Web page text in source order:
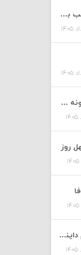
دانلود آهنگ یوسف زمانی به نام از شب بپرسین میگه چه روزگاری دارم
دانلود آهنگ مهدی جهانی به نام دیوونه بودم
روز
دانلود آهنگ مصطفی ابراهیمی به نام داینی داینی جونم قربون پنج تیر پرونم